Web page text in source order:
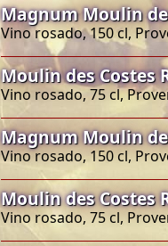
Magnum Moulin
Vino rosado, 150 cl,
Moulin des Costes
Vino rosado, 75 cl,
Magnum Moulin
Vino rosado, 150 cl,
Moulin des Costes
Vino rosado, 75 cl,